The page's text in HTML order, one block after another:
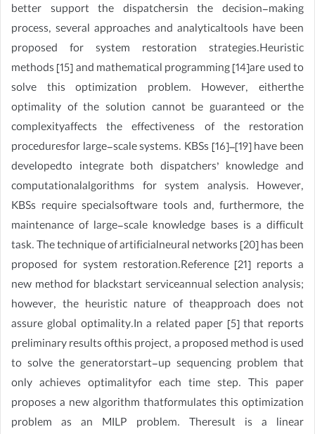
better support the dispatchersin the decision-making
process, several approaches and analyticaltools have been
proposed for system restoration strategies.Heuristic
methods [15] and mathematical programming [14]are used to
solve this optimization problem. However, eitherthe
optimality of the solution cannot be guaranteed or the
complexityaffects the effectiveness of the restoration
proceduresfor large-scale systems. KBSs [16]–[19] have been
developedto integrate both dispatchers’ knowledge and
computationalalgorithms for system analysis. However,
KBSs require specialsoftware tools and, furthermore, the
maintenance of large-scale knowledge bases is a difficult
task. The technique of artificialneural networks [20] has been
proposed for system restoration.Reference [21] reports a
new method for blackstart serviceannual selection analysis;
however, the heuristic nature of theapproach does not
assure global optimality.In a related paper [5] that reports
preliminary results ofthis project, a proposed method is used
to solve the generatorstart-up sequencing problem that
only achieves optimalityfor each time step. This paper
proposes a new algorithm thatformulates this optimization
problem as an MILP problem. Theresult is a linear